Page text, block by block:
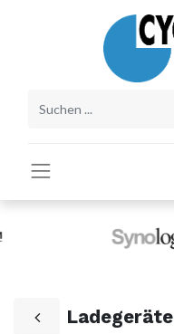
Ladegeräte